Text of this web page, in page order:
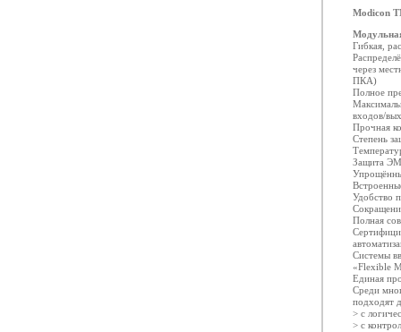
Modicon
Гибкая,
через
ПКА)
Полное
входов/
Прочная
Степень
Защита
Удобство
Полная
Системы
«Flexible
Единая
Среди
подходят
> с
> с